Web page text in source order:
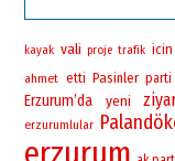
kayak vali proje trafik icin
ahmet etti Pasinler parti
Erzurum’da yeni
erzurumlular